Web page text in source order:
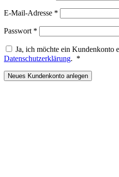
E-Mail-Adresse *
Passwort *
Ja, ich möchte ein Kundenkonto
Datenschutzerklärung. *
Neues Kundenkonto anlegen